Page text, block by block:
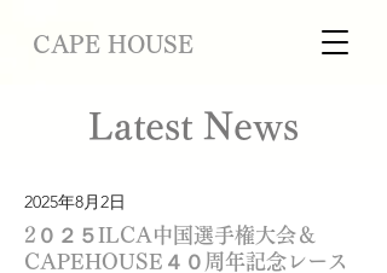
CAPE HOUSE
Latest News
2025年8月2日
2０２５ILCA中国選手権大会＆
CAPEHOUSE４０周年記念レース